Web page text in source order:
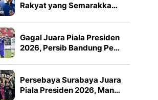
Rakyat yang Semarakka…
Gagal Juara Piala Presiden
2026, Persib Bandung Pe…
Persebaya Surabaya Juara
Piala Presiden 2026, Man…